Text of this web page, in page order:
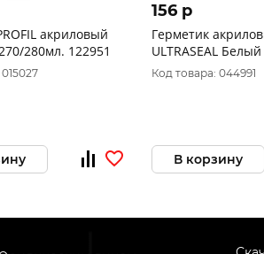
акриловый
280мл. 122951
156 p
Герметик
ULTRASEAL
Россия 0005297
Код товара: 044991
В корзину